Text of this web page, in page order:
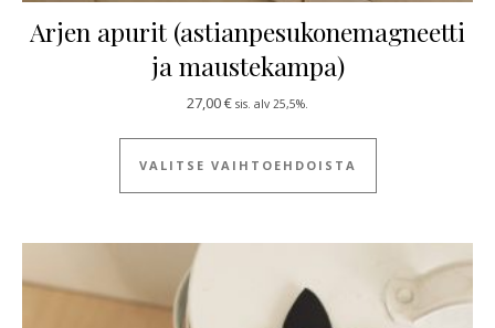
Arjen apurit (astianpesukonemagneetti
ja maustekampa)
27,00€ sis. alv 25,5%.
VALITSE VAIHTOEHDOISTA
Tällä tuotteella